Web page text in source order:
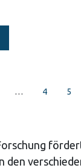
… Page
4 Page
5
den